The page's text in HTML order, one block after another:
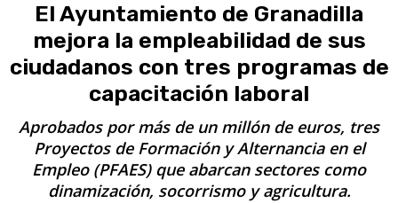
El Ayuntamiento de Granadilla
mejora la empleabilidad de sus
ciudadanos con tres programas de
capacitación laboral
Aprobados por más de un millón de euros, tres
Proyectos de Formación y Alternancia en el
Empleo (PFAES) que abarcan sectores como
dinamización, socorrismo y agricultura.